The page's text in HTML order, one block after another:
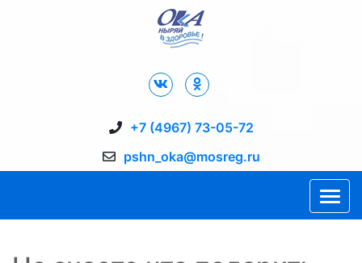
+7 (4967) 73-05-72
pshn_oka@mosreg.ru